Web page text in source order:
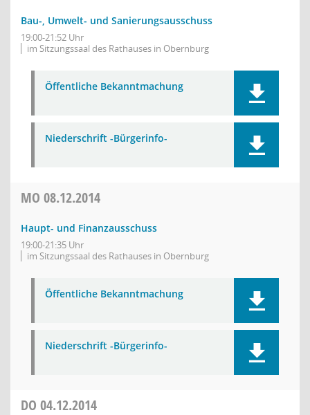
Bau-, Umwelt- und Sanierungsausschuss
19:00-21:52 Uhr
im Sitzungssaal des Rathauses in Obernburg
Öffentliche Bekanntmachung
Niederschrift -Bürgerinfo-
MO 08.12.2014
Haupt- und Finanzausschuss
19:00-21:35 Uhr
im Sitzungssaal des Rathauses in Obernburg
Öffentliche Bekanntmachung
Niederschrift -Bürgerinfo-
DO 04.12.2014